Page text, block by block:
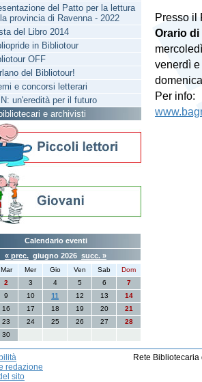
Presso il
Orario di
venerdì
Per info:
del Patto per la lettura
provincia di Ravenna - 2022
del Libro 2014
in Bibliotour
OFF
del Bibliotour!
e concorsi letterari
un'eredità per il futuro
e archivisti
Calendario eventi
« prec. giugno 2026 succ. »
Mar Mer Gio Ven Sab
Dom
2 3 4 5 6
7
9 10 11 12 13
14
16 17 18 19 20
21
23 24 25 26 27
28
30
redazione
sito
Rete